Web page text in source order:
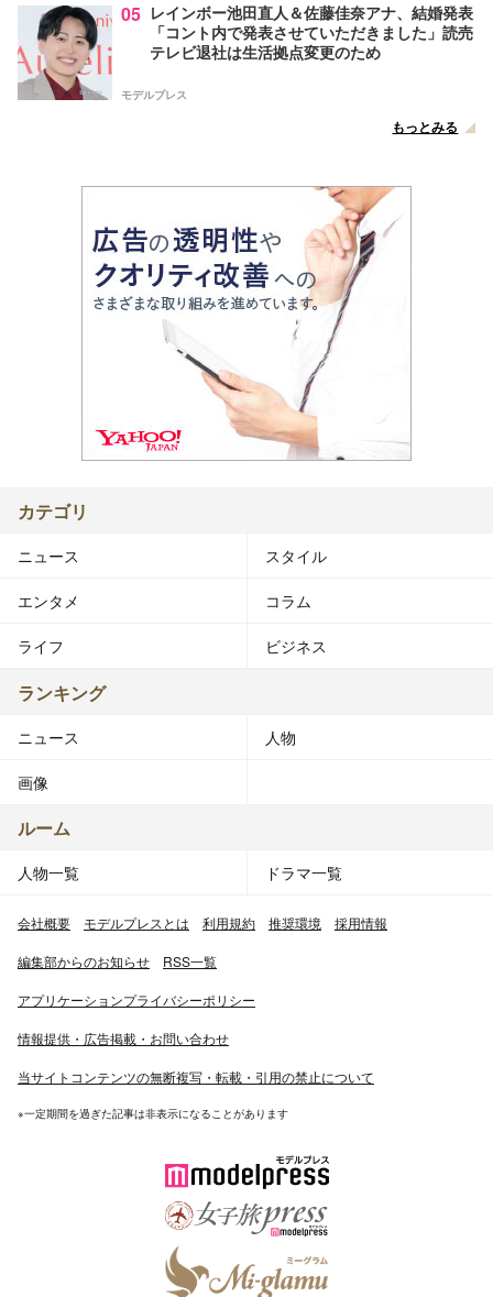
05 レインボー池田直人＆佐藤佳奈アナ、結婚発表
「コント内で発表させていただきました」読売
テレビ退社は生活拠点変更のため
モデルプレス
もっとみる
カテゴリ
ニュース スタイル
エンタメ コラム
ライフ ビジネス
ランキング
ニュース 人物
画像
ルーム
人物一覧 ドラマ一覧
会社概要 モデルプレスとは 利用規約 推奨環境 採用情報
編集部からのお知らせ RSS一覧
アプリケーションプライバシーポリシー
情報提供・広告掲載・お問い合わせ
当サイトコンテンツの無断複写・転載・引用の禁止について
※一定期間を過ぎた記事は非表示になることがあります